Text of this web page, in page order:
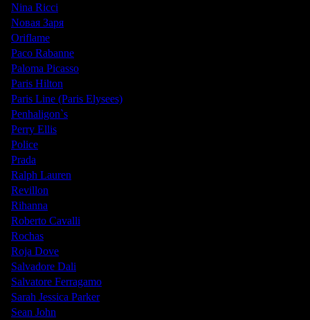
Nina Ricci
Nовая Заря
Oriflame
Paco Rabanne
Paloma Picasso
Paris Hilton
Paris Line (Paris Elysees)
Penhaligon`s
Perry Ellis
Police
Prada
Ralph Lauren
Revillon
Rihanna
Roberto Cavalli
Rochas
Roja Dove
Salvadore Dali
Salvatore Ferragamo
Sarah Jessica Parker
Sean John